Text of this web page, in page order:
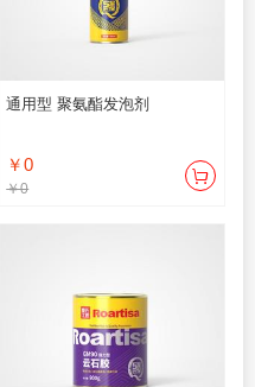
通用型 聚氨酯发泡剂
￥0
￥0